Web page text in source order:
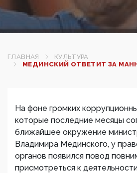
ГЛАВНАЯ
КУЛЬТУРА
МЕДИНСКИЙ ОТВЕТИТ ЗА
На фоне громких
которые последние месяцы
ближайшее окружение
Владимира Мединского, у
органов появился повод
присмотреться к